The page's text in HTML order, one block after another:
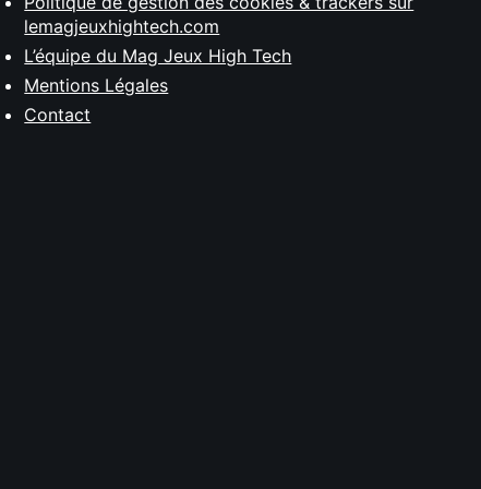
lemagjeuxhightech.com
L’équipe du Mag Jeux High Tech
Mentions Légales
Contact